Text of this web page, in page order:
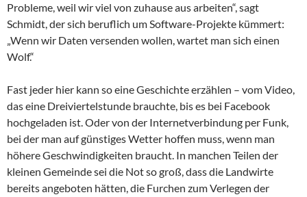
Probleme, weil wir viel von zuhause aus arbeiten“, sagt
Schmidt, der sich beruflich um Software-Projekte kümmert:
„Wenn wir Daten versenden wollen, wartet man sich einen
Wolf.“
Fast jeder hier kann so eine Geschichte erzählen – vom Video,
das eine Dreiviertelstunde brauchte, bis es bei Facebook
hochgeladen ist. Oder von der Internetverbindung per Funk,
bei der man auf günstiges Wetter hoffen muss, wenn man
höhere Geschwindigkeiten braucht. In manchen Teilen der
kleinen Gemeinde sei die Not so groß, dass die Landwirte
bereits angeboten hätten, die Furchen zum Verlegen der